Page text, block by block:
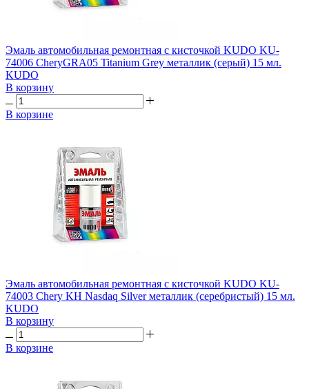
Эмаль автомобильная ремонтная с кисточкой KUDO KU-
74006 CheryGRA05 Titanium Grey металлик (серый) 15 мл.
KUDO
В корзину
В корзине
Эмаль автомобильная ремонтная с кисточкой KUDO KU-
74003 Chery KH Nasdaq Silver металлик (серебристый) 15 мл.
KUDO
В корзину
В корзине